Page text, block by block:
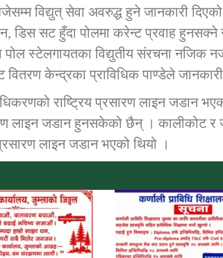
विद्युत् सेवा अवरुद्ध हुने जानकारी
डिस सट हुँदा पोलमा करेन्ट प्रवाह हुनसक्ने
पोल स्टेलगायतका विद्युतीय संरचना नजिक
केन्द्रका प्राविधिक पाण्डेले
राष्ट्रिय प्रसारण लाइन जडान
लाइन जडान हुनसकेको छैन् । कालीकोट र
लाइन जडान भएको थियो ।